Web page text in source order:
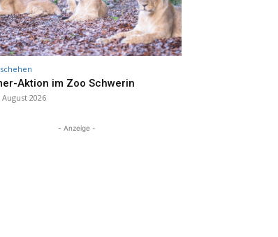
Aktion im Zoo Schwerin
August 2026
- Anzeige -